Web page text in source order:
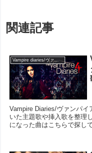
関連記事
Vampire diaries/ヴァンパイア・ダイアリーズ
Vampire Diaries/ヴァンパ
いた主題歌や挿入歌を整理
になった曲はこちらで探し